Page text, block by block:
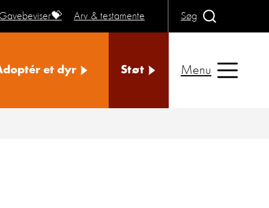
Arv & testamente Søg
et dyr Støt Menu